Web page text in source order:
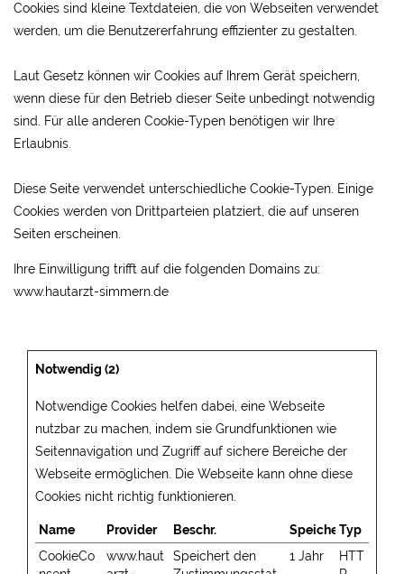
Cookies sind kleine Textdateien, die von Webseiten verwendet
werden, um die Benutzererfahrung effizienter zu gestalten.
Laut Gesetz können wir Cookies auf Ihrem Gerät speichern,
wenn diese für den Betrieb dieser Seite unbedingt notwendig
sind. Für alle anderen Cookie-Typen benötigen wir Ihre
Erlaubnis.
Diese Seite verwendet unterschiedliche Cookie-Typen. Einige
Cookies werden von Drittparteien platziert, die auf unseren
Seiten erscheinen.
Ihre Einwilligung trifft auf die folgenden Domains zu:
www.hautarzt-simmern.de
Notwendig (2)
Notwendige Cookies helfen dabei, eine Webseite
nutzbar zu machen, indem sie Grundfunktionen wie
Seitennavigation und Zugriff auf sichere Bereiche der
Webseite ermöglichen. Die Webseite kann ohne diese
Cookies nicht richtig funktionieren.
Name Provider Beschr. Speicherdauer
Typ
CookieCo
www.haut
Speichert den
1 Jahr
HTT